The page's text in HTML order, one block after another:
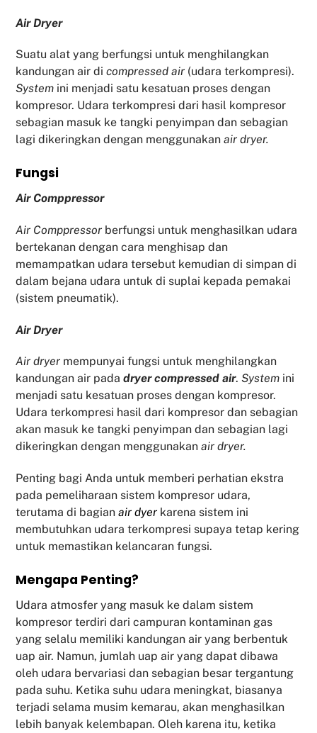
Air Dryer
Suatu alat yang berfungsi untuk menghilangkan
kandungan air dicompressed air (udara terkompresi).
System ini menjadi satu kesatuan proses dengan
kompresor. Udara terkompresi dari hasil kompresor
sebagian masuk ke tangki penyimpan dan sebagian
lagi dikeringkan dengan menggunakan air dryer.
Fungsi
Air Comppressor
Air Comppressor berfungsi untuk menghasilkan udara
bertekanan dengan cara menghisap dan
memampatkan udara tersebut kemudian di simpan di
dalam bejana udara untuk di suplai kepada pemakai
(sistem pneumatik).
Air Dryer
Air dryer mempunyai fungsi untuk menghilangkan
kandungan air padadryer compressed air.System ini
menjadi satu kesatuan proses dengan kompresor.
Udara terkompresi hasil dari kompresor dan sebagian
akan masuk ke tangki penyimpan dan sebagian lagi
dikeringkan dengan menggunakanair dryer.
Penting bagi Anda untuk memberi perhatian ekstra
pada pemeliharaan sistem kompresor udara,
terutama di bagianair dyer karena sistem ini
membutuhkan udara terkompresi supaya tetap kering
untuk memastikan kelancaran fungsi.
Mengapa Penting?
Udara atmosfer yang masuk ke dalam sistem
kompresor terdiri dari campuran kontaminan gas
yang selalu memiliki kandungan air yang berbentuk
uap air. Namun, jumlah uap air yang dapat dibawa
oleh udara bervariasi dan sebagian besar tergantung
pada suhu. Ketika suhu udara meningkat, biasanya
terjadi selama musim kemarau, akan menghasilkan
lebih banyak kelembapan. Oleh karena itu, ketika